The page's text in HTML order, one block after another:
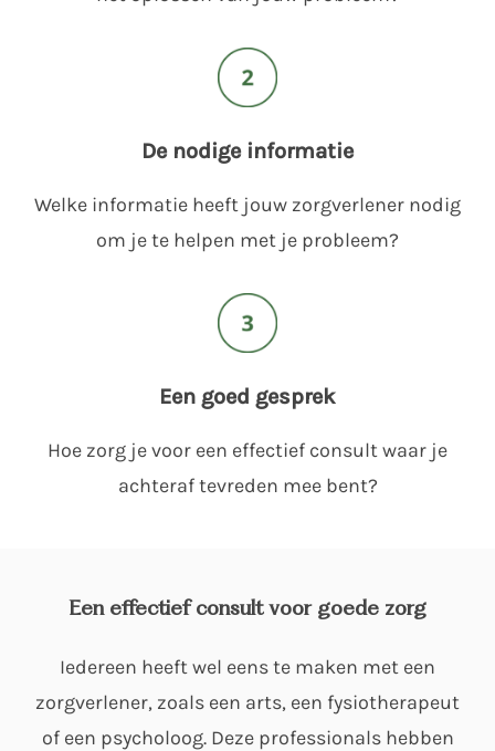
De nodige informatie
Welke informatie heeft jouw zorgverlener nodig
om je te helpen met je probleem?
Een goed gesprek
Hoe zorg je voor een effectief consult waar je
achteraf tevreden mee bent?
Een effectief consult voor goede zorg
Iedereen heeft wel eens te maken met een
zorgverlener, zoals een arts, een fysiotherapeut
of een psycholoog. Deze professionals hebben